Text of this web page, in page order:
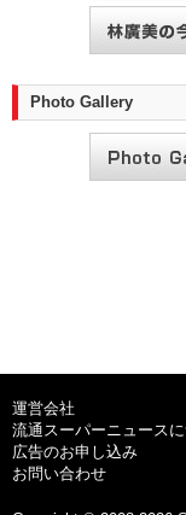
Photo Gallery
運営会社
流通スーパーニュース
広告のお申し込み
お問い合わせ